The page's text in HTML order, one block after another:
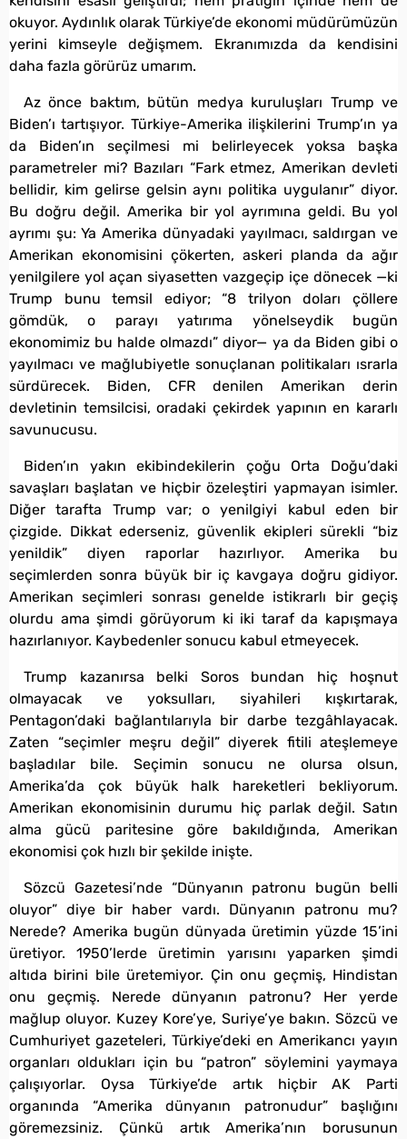
okuyor. Aydınlık olarak Türkiye’de ekonomi müdürümüzün
yerini kimseyle değişmem. Ekranımızda da kendisini
daha fazla görürüz umarım.
Az önce baktım, bütün medya kuruluşları Trump ve
Biden’ı tartışıyor. Türkiye-Amerika ilişkilerini Trump’ın ya
da Biden’ın seçilmesi mi belirleyecek yoksa başka
parametreler mi? Bazıları “Fark etmez, Amerikan devleti
bellidir, kim gelirse gelsin aynı politika uygulanır” diyor.
Bu doğru değil. Amerika bir yol ayrımına geldi. Bu yol
ayrımı şu: Ya Amerika dünyadaki yayılmacı, saldırgan ve
Amerikan ekonomisini çökerten, askeri planda da ağır
yenilgilere yol açan siyasetten vazgeçip içe dönecek —ki
Trump bunu temsil ediyor; “8 trilyon doları çöllere
gömdük, o parayı yatırıma yönelseydik bugün
ekonomimiz bu halde olmazdı” diyor— ya da Biden gibi o
yayılmacı ve mağlubiyetle sonuçlanan politikaları ısrarla
sürdürecek. Biden, CFR denilen Amerikan derin
devletinin temsilcisi, oradaki çekirdek yapının en kararlı
savunucusu.
Biden’ın yakın ekibindekilerin çoğu Orta Doğu’daki
savaşları başlatan ve hiçbir özeleştiri yapmayan isimler.
Diğer tarafta Trump var; o yenilgiyi kabul eden bir
çizgide. Dikkat ederseniz, güvenlik ekipleri sürekli “biz
yenildik” diyen raporlar hazırlıyor. Amerika bu
seçimlerden sonra büyük bir iç kavgaya doğru gidiyor.
Amerikan seçimleri sonrası genelde istikrarlı bir geçiş
olurdu ama şimdi görüyorum ki iki taraf da kapışmaya
hazırlanıyor. Kaybedenler sonucu kabul etmeyecek.
Trump kazanırsa belki Soros bundan hiç hoşnut
olmayacak ve yoksulları, siyahileri kışkırtarak,
Pentagon’daki bağlantılarıyla bir darbe tezgâhlayacak.
Zaten “seçimler meşru değil” diyerek fitili ateşlemeye
başladılar bile. Seçimin sonucu ne olursa olsun,
Amerika’da çok büyük halk hareketleri bekliyorum.
Amerikan ekonomisinin durumu hiç parlak değil. Satın
alma gücü paritesine göre bakıldığında, Amerikan
ekonomisi çok hızlı bir şekilde inişte.
Sözcü Gazetesi’nde “Dünyanın patronu bugün belli
oluyor” diye bir haber vardı. Dünyanın patronu mu?
Nerede? Amerika bugün dünyada üretimin yüzde 15’ini
üretiyor. 1950’lerde üretimin yarısını yaparken şimdi
altıda birini bile üretemiyor. Çin onu geçmiş, Hindistan
onu geçmiş. Nerede dünyanın patronu? Her yerde
mağlup oluyor. Kuzey Kore’ye, Suriye’ye bakın. Sözcü ve
Cumhuriyet gazeteleri, Türkiye’deki en Amerikancı yayın
organları oldukları için bu “patron” söylemini yaymaya
çalışıyorlar. Oysa Türkiye’de artık hiçbir AK Parti
organında “Amerika dünyanın patronudur” başlığını
göremezsiniz. Çünkü artık Amerika’nın borusunun